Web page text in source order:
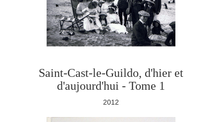
Saint-Cast-le-Guildo, d'hier et
d'aujourd'hui - Tome 1
2012